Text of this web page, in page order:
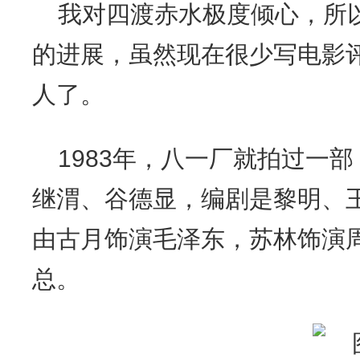
我对四渡赤水极度倾心，所
的进展，虽然现在很少写电影
人了。
1983年，八一厂就拍过一
继渭、谷德显，编剧是黎明、
由古月饰演毛泽东，苏林饰演
总。